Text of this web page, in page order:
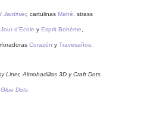
Jardinier,cartulinas Mahè , strass
Jour d’Ecole y Esprit Bohème
Corazón yTravesaños
Liner, Almohadillas 3D y Craft Dots
Glue Dots